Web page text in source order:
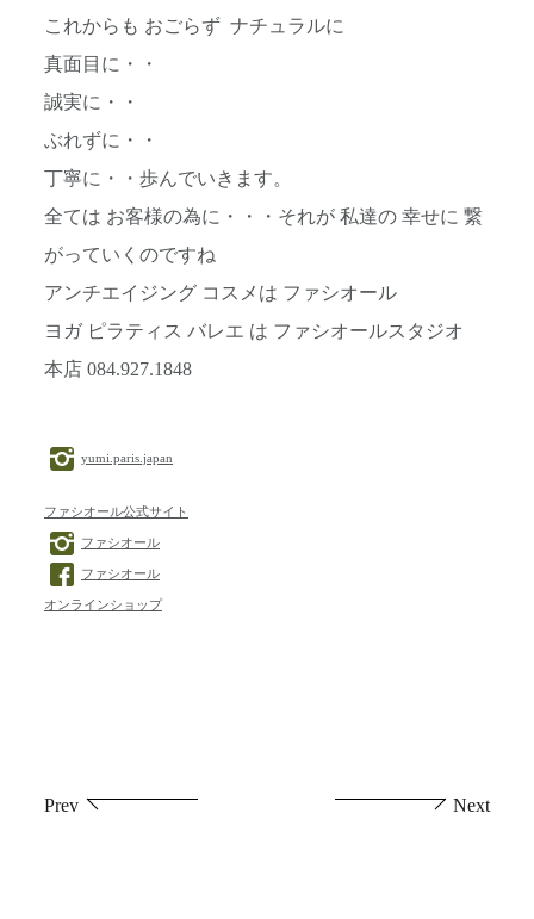
これからも おごらず ナチュラルに
真面目に・・
誠実に・・
ぶれずに・・
丁寧に・・歩んでいきます。
全ては お客様の為に・・・それが 私達の 幸せに 繋
がっていくのですね
アンチエイジング コスメは ファシオール
ヨガ ピラティス バレエ は ファシオールスタジオ
本店 084.927.1848
yumi.paris.japan
ファシオール公式サイト
ファシオール
ファシオール
オンラインショップ
Prev Next